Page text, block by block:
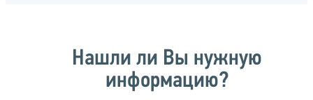
Нашли ли Вы нужную
информацию?